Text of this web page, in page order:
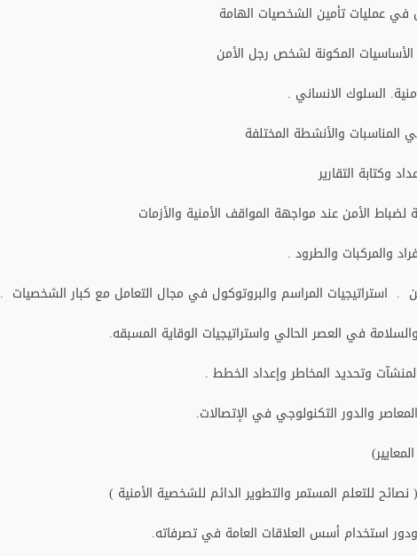
في عمليات تأمين الشخصيات الهامة
الأساسيات المكونة لشخص رجل الأمن
السلوك الانساني .
المناسبات والأنشطة المختلفة
وكتابة التقارير
لضباط الأمن عند مواجهة المواقف الأمنية والأزمات
والمركبات والطرود .
. استراتيجيات المراسم والبروتوكول في مجال التعامل مع كبار الشخصيات .
في العصر الحالي واستراتيجيات الوقاية المسبقه.
وتحديد المخاطر وإعداد الخطط .
والدور التكنولوجي في الإتصالات.
للتعلم المستمر والتطوير الدائم للشخصية الأمنية )
استخدام أسس العلاقات العامة في تصرفاته.